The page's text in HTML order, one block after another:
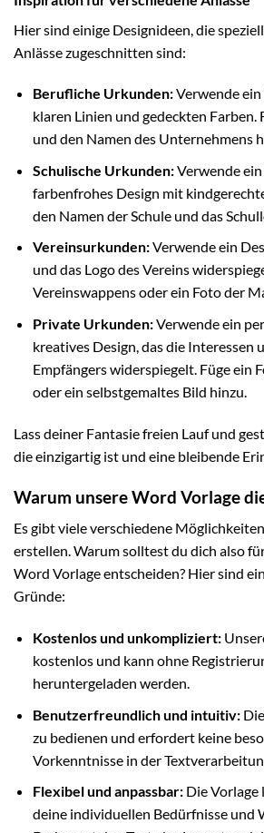
Hier sind einige Designideen, die
Anlässe zugeschnitten sind:
Berufliche Urkunden:Verwende
klaren Linien und gedeckten Farben.
und den Namen des Unternehmens
Schulische Urkunden:Verwende
farbenfrohes Design mit
den Namen der Schule und das
Vereinsurkunden:Verwende ein
und das Logo des Vereins
Vereinswappens oder ein Foto der
Private Urkunden:Verwende ein
kreatives Design, das die Interessen
Empfängers widerspiegelt. Füge ein
oder ein selbstgemaltes Bild hinzu.
Lass deiner Fantasie freien Lauf und
die einzigartig ist und eine bleibende
Warum unsere Word Vorlage
Es gibt viele verschiedene
erstellen. Warum solltest du dich also
Word Vorlage entscheiden? Hier sind
Gründe:
Kostenlos und unkompliziert:
kostenlos und kann ohne
heruntergeladen werden.
Benutzerfreundlich und intuitiv:
zu bedienen und erfordert keine
Vorkenntnisse in der
Flexibel und anpassbar:Die Vorlage
deine individuellen Bedürfnisse und